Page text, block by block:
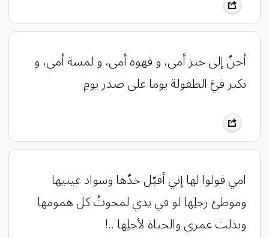
‏‎أحنّ إلى خبز أمي، و قهوة أمي، و لمسة أمي، و
تكبر فيَّ الطفولة يوما على صدر يومِ
‏‎امي قولوا لها إني أقبّل خدّها وسواد عينيها
وموطئ رجلِها لو في يدي لمحوتُ كل همومها
وبذلت عمري والحياة لأجلِها ..!